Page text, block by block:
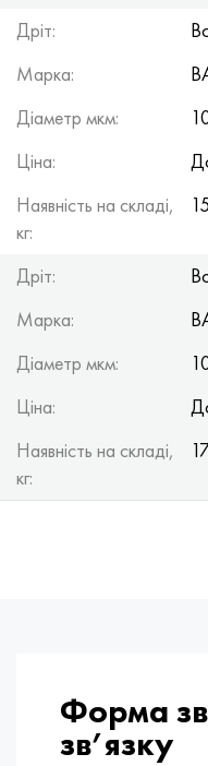
Дріт:
Марка:
Діаметр мкм:
Ціна:
Наявність на складі,
кг:
15
Дріт:
Марка:
Діаметр мкм:
Ціна:
Наявність на складі,
кг:
Форма
зв’язку